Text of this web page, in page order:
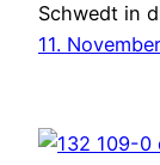
Schwedt in
11.